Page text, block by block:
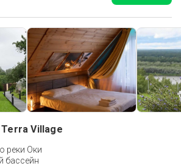
Village
реки Оки
бассейн